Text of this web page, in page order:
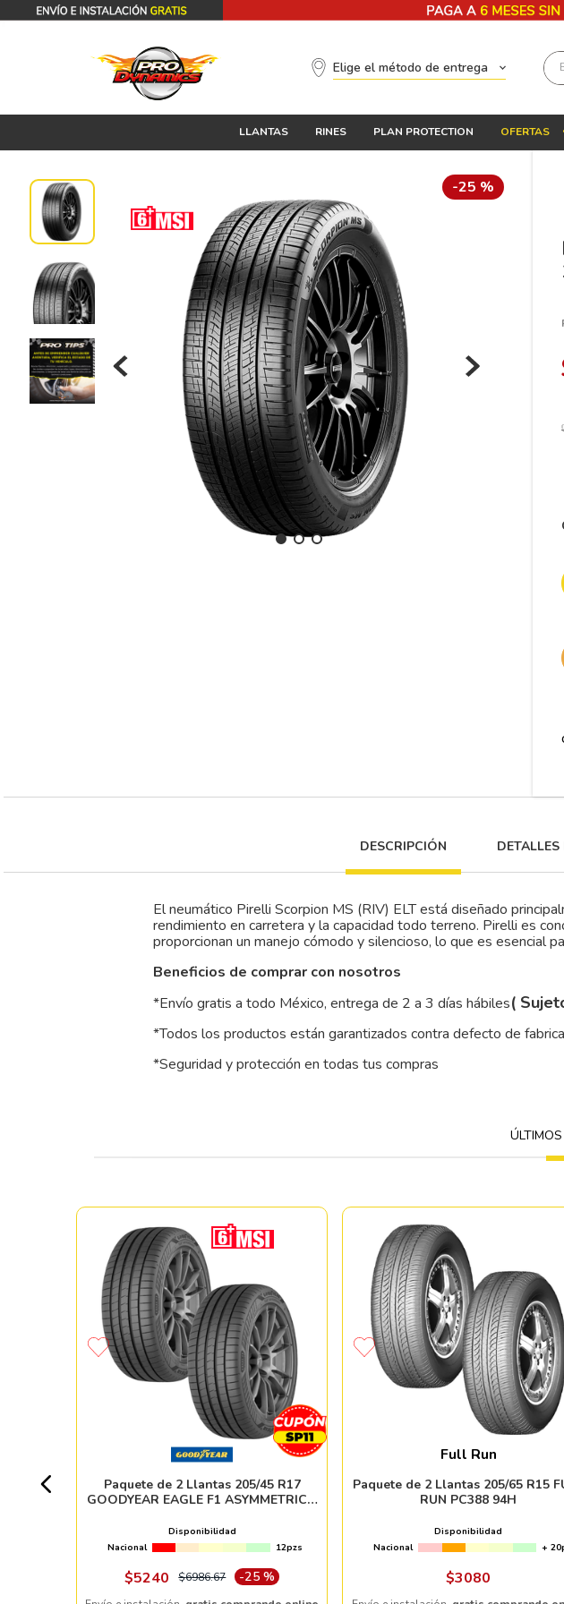
Elige el método de entrega
LLANTAS RINES PLAN PROTECTION OFERTAS
-25 %
DESCRIPCIÓN
El neumático Pirelli Scorpion MS (RIV) ELT está diseñado
rendimiento en carretera y la capacidad todo terreno. Pirelli es
proporcionan un manejo cómodo y silencioso, lo que es esencial
Beneficios de comprar con nosotros
*Envío gratis a todo México, entrega de 2 a 3 días hábiles(
*Todos los productos están garantizados contra defecto de
*Seguridad y protección en todas tus compras
Paquete de 2 Llantas 205/45 R17
GOODYEAR EAGLE F1 ASYMMETRIC 6
Disponibilidad
Nacional
12pzs
$5240 $6986.67 -25 %
Full Run
Paquete de 2 Llantas 205/65 R15
RUN PC388 94H
Disponibilidad
Nacional
+
$3080
195 65